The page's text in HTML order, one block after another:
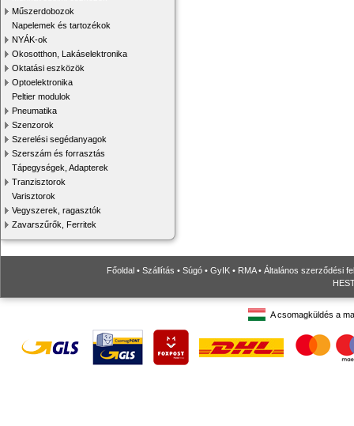
Műszerdobozok
Napelemek és tartozékok
NYÁK-ok
Okosotthon, Lakáselektronika
Oktatási eszközök
Optoelektronika
Peltier modulok
Pneumatika
Szenzorok
Szerelési segédanyagok
Szerszám és forrasztás
Tápegységek, Adapterek
Tranzisztorok
Varisztorok
Vegyszerek, ragasztók
Zavarszűrők, Ferritek
Főoldal • Szállítás • Súgó • GyIK • RMA• Általános szerződési
A csomagküldés a